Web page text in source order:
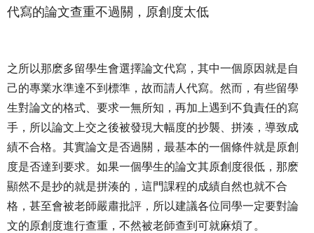
代寫的論文查重不過關，原創度太低
之所以那麽多留學生會選擇論文代寫，其中一個原因就是自
己的專業水準達不到標準，故而請人代寫。然而，有些留學
生對論文的格式、要求一無所知，再加上遇到不負責任的寫
手，所以論文上交之後被發現大幅度的抄襲、拼湊，導致成
績不合格。其實論文是否過關，最基本的一個條件就是原創
度是否達到要求。如果一個學生的論文其原創度很低，那麽
顯然不是抄的就是拼湊的，這門課程的成績自然也就不合
格，甚至會被老師嚴肅批評，所以建議各位同學一定要對論
文的原創度進行查重，不然被老師查到可就麻煩了。